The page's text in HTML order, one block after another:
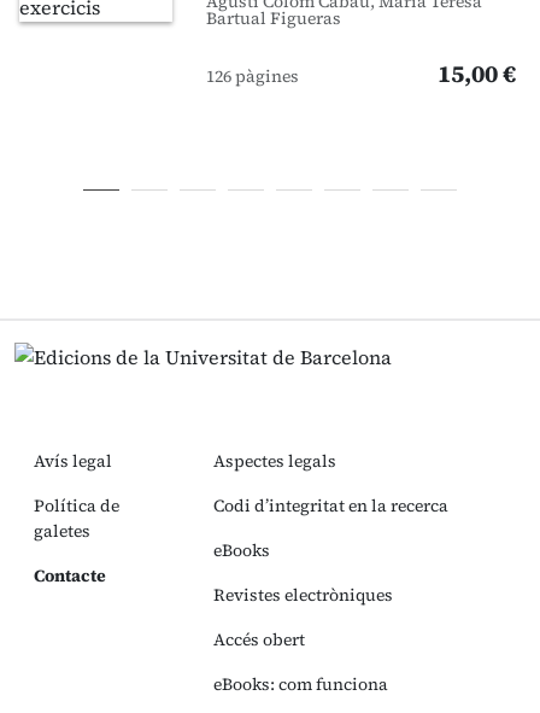
Bartual Figueras
126 pàgines 15,00 €
Avís legal
Política de
galetes
Contacte
Aspectes legals
Codi d’integritat en la recerca
eBooks
Revistes electròniques
Accés obert
eBooks: com funciona